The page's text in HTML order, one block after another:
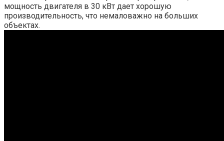
мощность двигателя в 30 кВт дает хорошую
производительность, что немаловажно на больших
объектах.